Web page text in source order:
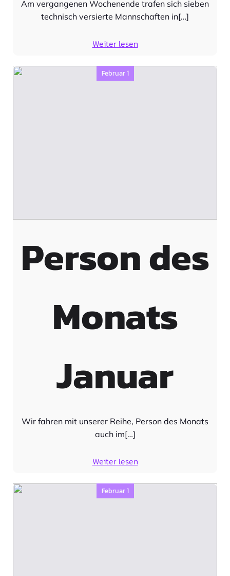
Am vergangenen Wochenende trafen sich sieben
technisch versierte Mannschaften in[…]
Weiter lesen
Februar 1
Person des
Monats
Januar
Wir fahren mit unserer Reihe, Person des Monats
auch im[…]
Weiter lesen
Februar 1